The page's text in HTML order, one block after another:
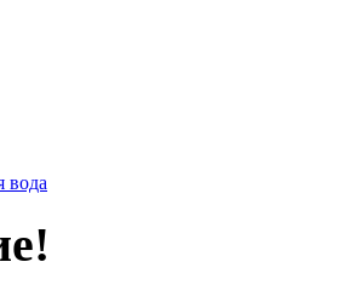
вода